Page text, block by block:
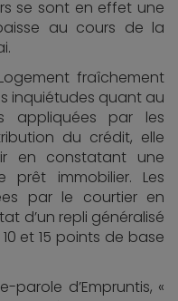
se sont en effet une
au cours de la
fraîchement
inquiétudes quant au
appliquées par les
du crédit, elle
en constatant une
immobilier. Les
par le courtier en
d’un repli généralisé
et 15 points de base
parole d’Empruntis, «